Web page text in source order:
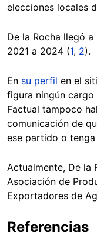
elecciones locales
De la Rocha llegó
2021 a 2024 (1, 2).
En su perfil en el
figura ningún cargo
Factual tampoco
comunicación de
ese partido o
Actualmente, De la
Asociación de
Exportadores de
Referencias